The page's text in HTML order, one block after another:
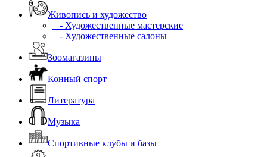
Живопись и художество
- Художественные мастерские
- Художественные салоны
Зоомагазины
Конный спорт
Литература
Музыка
Спортивные клубы и базы